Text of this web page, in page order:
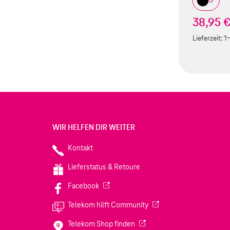
38,95 €
Lieferzeit:
WIR HELFEN DIR WEITER
Kontakt
Lieferstatus & Retoure
Facebook(Wird in einem neuen Tab geöffnet)
Telekom hilft Community(Wird in einem neuen
Telekom Shop finden (Wird in einem neuen Tab